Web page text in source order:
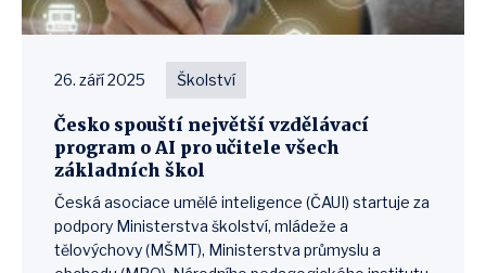
26. září 2025 Školství
Česko spouští největší vzdělávací
program o AI pro učitele všech
základních škol
Česká asociace umělé inteligence (ČAUI) startuje za
podpory Ministerstva školství, mládeže a
tělovýchovy (MŠMT), Ministerstva průmyslu a